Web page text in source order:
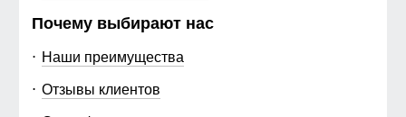
Почему выбирают нас
Наши преимущества
Отзывы клиентов